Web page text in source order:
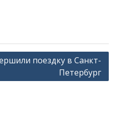
поездку в Санкт-
Петербург